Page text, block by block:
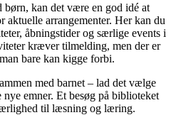
kan det være en god idé at
aktuelle arrangementer. Her kan du
åbningstider og særlige events i
kræver tilmelding, men der er
bare kan kigge forbi.
med barnet – lad det vælge
emner. Et besøg på biblioteket
til læsning og læring.